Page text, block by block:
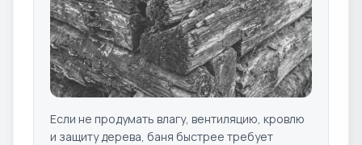
Если не продумать влагу, вентиляцию, кровлю
и защиту дерева, баня быстрее требует